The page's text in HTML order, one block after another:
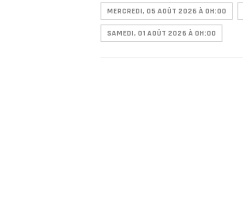
MERCREDI, 05 AOÛT 2026 À 0H:00
SAMEDI, 01 AOÛT 2026 À 0H:00